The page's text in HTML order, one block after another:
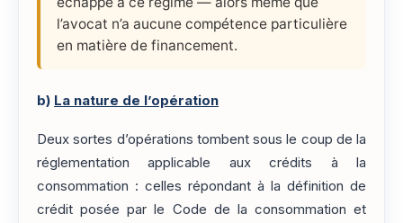
l’avocat n’a aucune compétence particulière
en matière de financement.
b) La nature de l’opération
Deux sortes d’opérations tombent sous le coup de la
réglementation applicable aux crédits à la
consommation : celles répondant à la définition de
crédit posée par le Code de la consommation et